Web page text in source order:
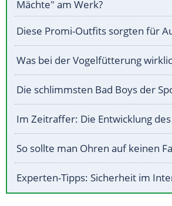
Mächte" am Werk?
Diese Promi-Outfits sorgten für
Was bei der Vogelfütterung
Die schlimmsten Bad Boys der
Im Zeitraffer: Die Entwicklung
So sollte man Ohren auf keinen
Experten-Tipps: Sicherheit im